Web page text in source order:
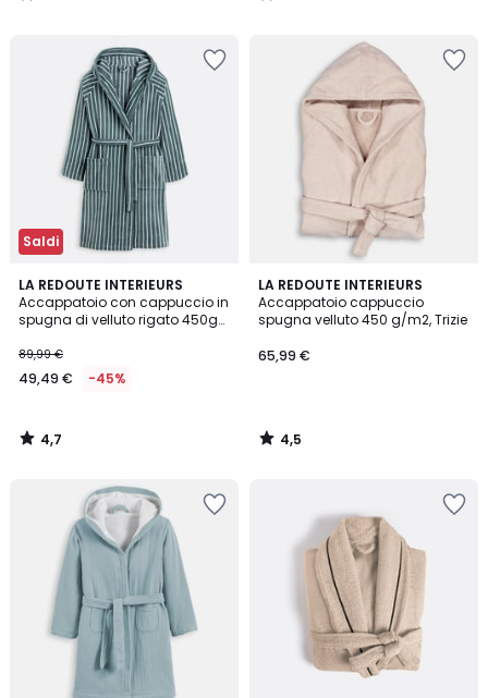
Saldi
LA REDOUTE INTERIEURS
Accappatoio con cappuccio in
spugna di velluto rigato 450g
89,99 €
49,49 € -45%
4,7
/ 5
4,7
/
LA REDOUTE INTERIEURS
Accappatoio cappuccio
spugna velluto 450 g/m2, Trizie
65,99 €
4,5
/ 5
4,5
/